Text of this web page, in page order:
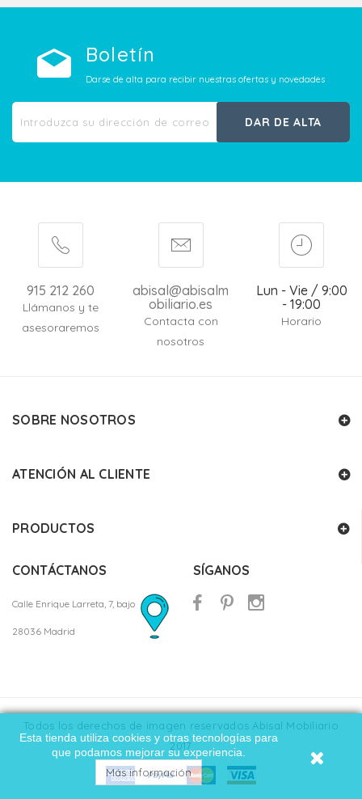
Esta tienda utiliza cookies y otras tecnologías para
que podamos mejorar su experiencia.
Más información
Boletín
Darse de alta para recibir nuestras ofertas y novedades
DAR DE ALTA
915 212 260
Llámanos y te
asesoraremos
abisal@abisalm
obiliario.es
Contacta con
nosotros
Lun - Vie / 9:00
- 19:00
Horario
SOBRE NOSOTROS
ATENCIÓN AL CLIENTE
PRODUCTOS
CONTÁCTANOS
Calle Enrique Larreta, 7, bajo
28036 Madrid
SÍGANOS
Todos los derechos de imagen reservados Abisal Mobiliario
2017